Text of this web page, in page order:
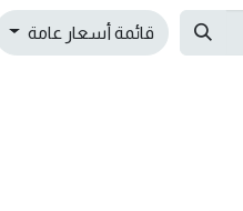
قائمة أسعار عامة